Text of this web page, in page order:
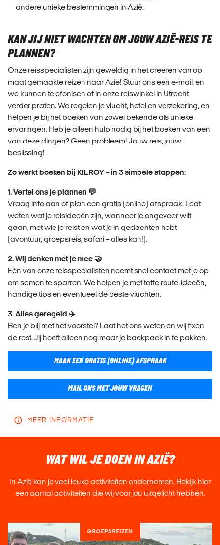
andere unieke bestemmingen in Azië.
KAN JIJ NIET WACHTEN OM JOUW AZIË-REIS TE
PLANNEN?
Onze reisspecialisten zijn geweldig in het creëren van op
maat gemaakte reizen naar Azië! Stuur ons een e-mail, en
we kunnen telefonisch of in onze reiswinkel in Utrecht
verder praten. We regelen je vlucht, hotel en verzekering, en
helpen je bij het boeken van zowel bekende als unieke
ervaringen. Heb je alleen hulp nodig bij het boeken van een
van deze dingen? Geen probleem! Jouw reis, jouw
beslissing!
Zo werkt boeken bij KILROY – in 3 simpele stappen:
1. Vertel ons je plannen 💬
Vraag info aan of plan een gratis (online) afspraak. Laat
weten wat je reisideeën zijn, wanneer je ongeveer wilt
gaan, met wie je reist en wat je in gedachten hebt
(avontuur, groepsreis, safari – alles kan!).
2. Wij denken met je mee 🤝
Eén van onze reisspecialisten neemt snel contact met je op
om samen te sparren. We helpen je met toffe route-ideeën,
handige tips en eventueel de beste vluchten.
3. Alles geregeld ✈️
Ben je blij met het voorstel? Laat het ons weten en wij fixen
de rest. Jij hoeft alleen nog maar je backpack in te pakken.
MAAK EEN GRATIS (ONLINE) AFSPRAAK
MAIL ONS MET JOUW VRAGEN
MEER INFORMATIE
WAT WIL JE DOEN IN AZIË?
In Azië kan je veel leuke activiteiten ondernemen. Bekijk hier
een aantal activiteiten die wij voor jou uitgelicht hebben.
GROEPSREIZEN